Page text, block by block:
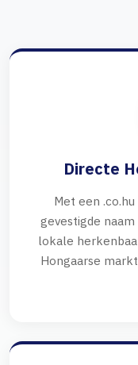
Directe
Met een
gevestigde
lokale
Hongaarse